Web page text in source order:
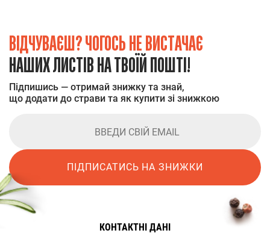
ВІДЧУВАЄШ? ЧОГОСЬ НЕ ВИСТАЧАЄ
НАШИХ ЛИСТІВ НА ТВОЇЙ ПОШТІ!
Підпишись — отримай знижку та знай,
що додати до страви та як купити зі знижкою
ПІДПИСАТИСЬ НА ЗНИЖКИ
КОНТАКТНІ ДАНІ